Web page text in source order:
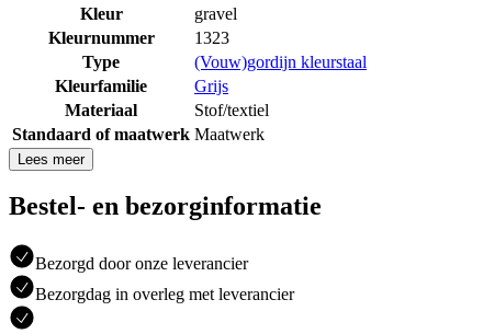
Kleur
gravel
Kleurnummer
1323
Type
(Vouw)gordijn kleurstaal
Kleurfamilie
Grijs
Materiaal
Stof/textiel
Standaard of maatwerk Maatwerk
Lees meer
Bestel- en bezorginformatie
Bezorgd door onze leverancier
Bezorgdag in overleg met leverancier